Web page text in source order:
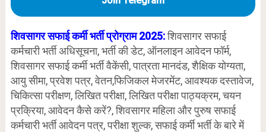
शिवसागर सफाई कर्मी भर्ती प्रोग्राम 2025:शिवसागर सफाई
कर्मचारी भर्ती अधिसूचना, भर्ती की डेट, ऑनलाइन आवेदन फॉर्म,
शिवसागर सफाई कर्मी भर्ती वैकेंसी, पात्रता मानदंड, शैक्षिक योग्यता,
आयु सीमा, प्रवेश पत्र, वेतन,फिजिकल मेजरमेंट, आवश्यक दस्तावेज,
चिकित्सा परीक्षण, लिखित परीक्षा, लिखित परीक्षा पाठ्यक्रम, चयन
प्रक्रिया, आवेदन कैसे करें?, शिवसागर महिला और पुरुष सफाई
कर्मचारी भर्ती आवेदन पत्र, परीक्षा शुल्क, सफाई कर्मी भर्ती के बारे में